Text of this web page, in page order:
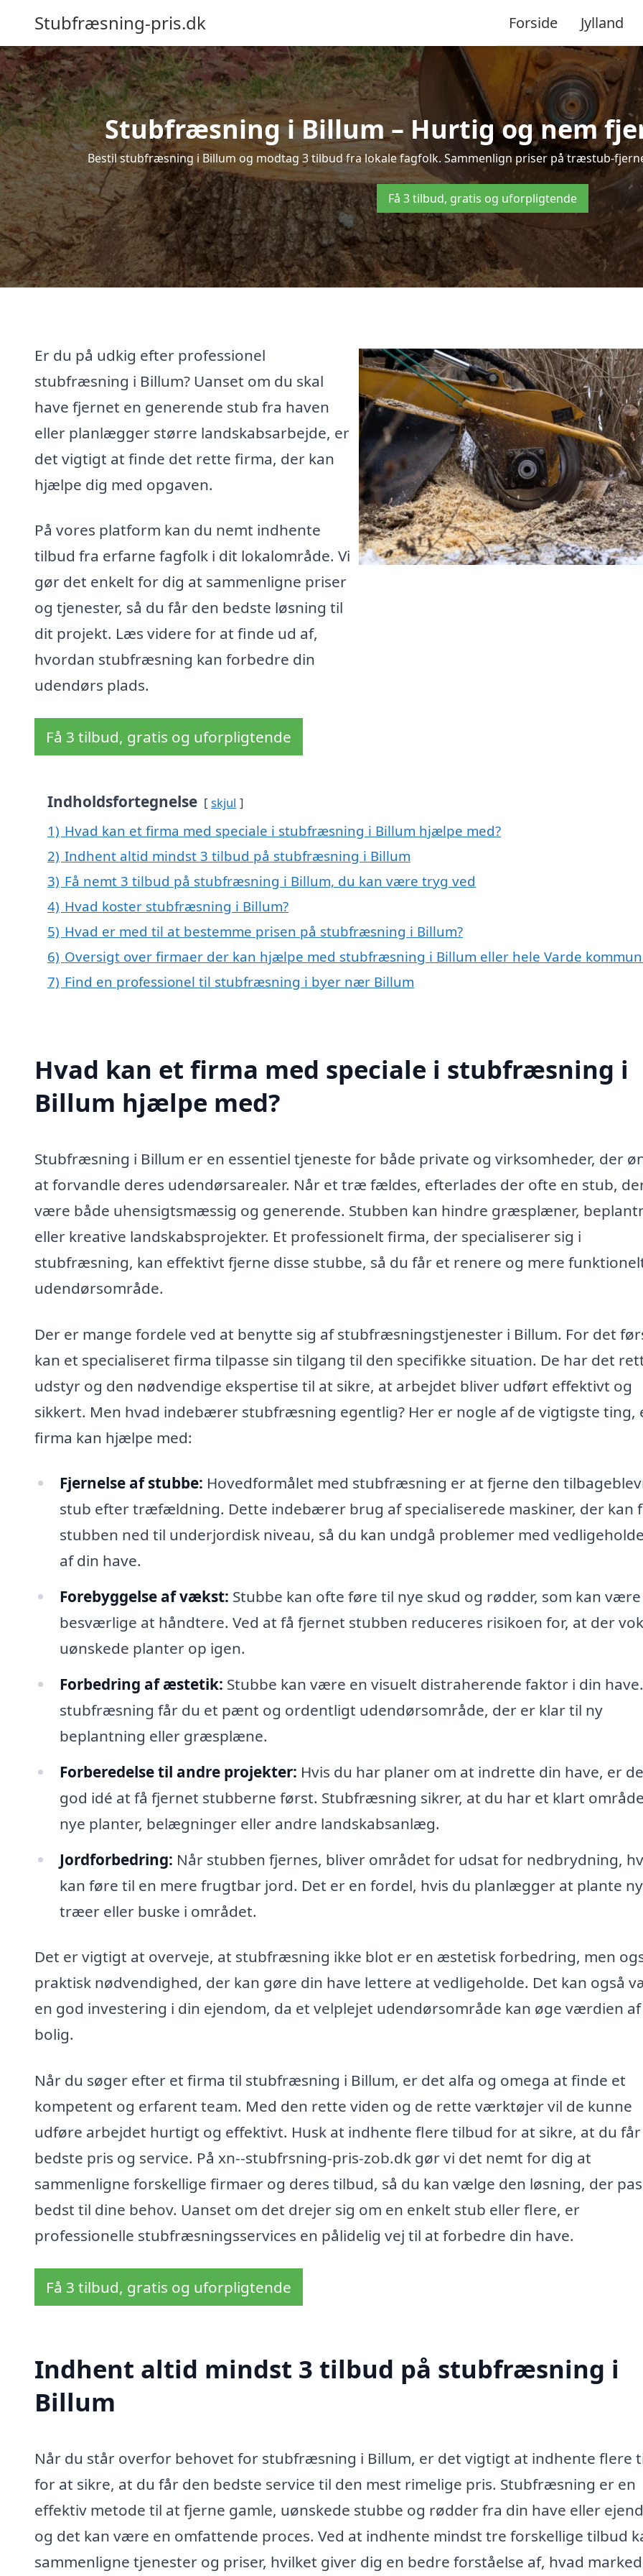
Stubfræsning-pris.dk Forside Jylland
Stubfræsning i Billum – Hurtig og nem
Bestil stubfræsning i Billum og modtag 3 tilbud fra lokale fagfolk. Sammenlign priser på træstub-
Få 3 tilbud, gratis og uforpligtende
Er du på udkig efter professionel
stubfræsning i Billum? Uanset om du skal
have fjernet en generende stub fra haven
eller planlægger større landskabsarbejde, er
det vigtigt at finde det rette firma, der kan
hjælpe dig med opgaven.
På vores platform kan du nemt indhente
tilbud fra erfarne fagfolk i dit lokalområde. Vi
gør det enkelt for dig at sammenligne priser
og tjenester, så du får den bedste løsning til
dit projekt. Læs videre for at finde ud af,
hvordan stubfræsning kan forbedre din
udendørs plads.
Få 3 tilbud, gratis og uforpligtende
Indholdsfortegnelse skjul
1) Hvad kan et firma med speciale i stubfræsning i Billum hjælpe med?
2) Indhent altid mindst 3 tilbud på stubfræsning i Billum
3) Få nemt 3 tilbud på stubfræsning i Billum, du kan være tryg ved
4) Hvad koster stubfræsning i Billum?
5) Hvad er med til at bestemme prisen på stubfræsning i Billum?
6) Oversigt over firmaer der kan hjælpe med stubfræsning i Billum eller hele Varde
7) Find en professionel til stubfræsning i byer nær Billum
Hvad kan et firma med speciale i stubfræsning i
Billum hjælpe med?
Stubfræsning i Billum er en essentiel tjeneste for både private og virksomheder, der
at forvandle deres udendørsarealer. Når et træ fældes, efterlades der ofte en stub,
være både uhensigtsmæssig og generende. Stubben kan hindre græsplæner,
eller kreative landskabsprojekter. Et professionelt firma, der specialiserer sig i
stubfræsning, kan effektivt fjerne disse stubbe, så du får et renere og mere
udendørsområde.
Der er mange fordele ved at benytte sig af stubfræsningstjenester i Billum. For det
kan et specialiseret firma tilpasse sin tilgang til den specifikke situation. De har det
udstyr og den nødvendige ekspertise til at sikre, at arbejdet bliver udført effektivt og
sikkert. Men hvad indebærer stubfræsning egentlig? Her er nogle af de vigtigste ting,
firma kan hjælpe med:
Fjernelse af stubbe: Hovedformålet med stubfræsning er at fjerne den
stub efter træfældning. Dette indebærer brug af specialiserede maskiner, der kan
stubben ned til underjordisk niveau, så du kan undgå problemer med
af din have.
Forebyggelse af vækst: Stubbe kan ofte føre til nye skud og rødder, som kan være
besværlige at håndtere. Ved at få fjernet stubben reduceres risikoen for, at der
uønskede planter op igen.
Forbedring af æstetik: Stubbe kan være en visuelt distraherende faktor i din
stubfræsning får du et pænt og ordentligt udendørsområde, der er klar til ny
beplantning eller græsplæne.
Forberedelse til andre projekter: Hvis du har planer om at indrette din have, er
god idé at få fjernet stubberne først. Stubfræsning sikrer, at du har et klart
nye planter, belægninger eller andre landskabsanlæg.
Jordforbedring: Når stubben fjernes, bliver området for udsat for nedbrydning,
kan føre til en mere frugtbar jord. Det er en fordel, hvis du planlægger at plante
træer eller buske i området.
Det er vigtigt at overveje, at stubfræsning ikke blot er en æstetisk forbedring, men
praktisk nødvendighed, der kan gøre din have lettere at vedligeholde. Det kan også
en god investering i din ejendom, da et velplejet udendørsområde kan øge værdien
bolig.
Når du søger efter et firma til stubfræsning i Billum, er det alfa og omega at finde et
kompetent og erfarent team. Med den rette viden og de rette værktøjer vil de kunne
udføre arbejdet hurtigt og effektivt. Husk at indhente flere tilbud for at sikre, at du
bedste pris og service. På xn--stubfrsning-pris-zob.dk gør vi det nemt for dig at
sammenligne forskellige firmaer og deres tilbud, så du kan vælge den løsning, der
bedst til dine behov. Uanset om det drejer sig om en enkelt stub eller flere, er
professionelle stubfræsningsservices en pålidelig vej til at forbedre din have.
Få 3 tilbud, gratis og uforpligtende
Indhent altid mindst 3 tilbud på stubfræsning i
Billum
Når du står overfor behovet for stubfræsning i Billum, er det vigtigt at indhente flere
for at sikre, at du får den bedste service til den mest rimelige pris. Stubfræsning er en
effektiv metode til at fjerne gamle, uønskede stubbe og rødder fra din have eller
og det kan være en omfattende proces. Ved at indhente mindst tre forskellige tilbud
sammenligne tjenester og priser, hvilket giver dig en bedre forståelse af, hvad